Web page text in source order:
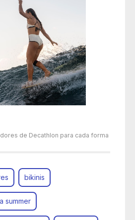
de Decathlon para cada forma
bikinis
summer